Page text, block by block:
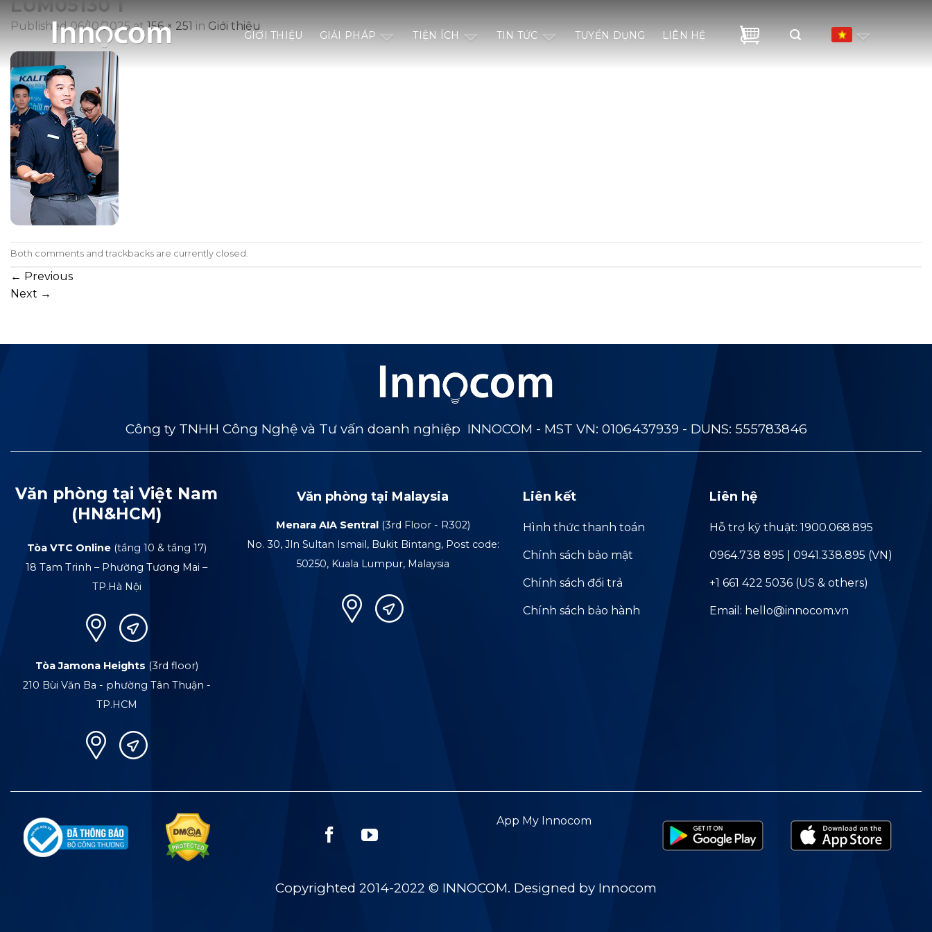
GIỚI THIỆU GIẢI PHÁP TIỆN ÍCH TIN TỨC TUYỂN DỤNG LIÊN HỆ
LUM05130 1
Published06/10/2025at 156 × 251 in Giới thiệu
Both comments and trackbacks are currently closed.
← Previous
Next →
Công ty TNHH Công Nghệ và Tư vấn doanh nghiệp INNOCOM - MST VN: 0106437939 - DUNS: 555783846
Văn phòng tại Việt Nam
(HN&HCM)
Tòa VTC Online(tầng 10 & tầng 17)
18 Tam Trinh – Phường Tương Mai –
TP.Hà Nội
Tòa Jamona Heights (3rd floor)
210 Bùi Văn Ba - phường Tân Thuận -
TP.HCM
Văn phòng tại Malaysia
Menara AIA Sentral (3rd Floor - R302)
No. 30, Jln Sultan Ismail, Bukit Bintang, Post code:
50250, Kuala Lumpur, Malaysia
Liên kết
Hình thức thanh toán
Chính sách bảo mật
Chính sách đổi trả
Chính sách bảo hành
Liên hệ
Hỗ trợ kỹ thuật: 1900.068.895
0964.738 895 | 0941.338.895 (VN)
+1 661 422 5036 (US & others)
Email: hello@innocom.vn
App My Innocom
Copyrighted 2014-2022 © INNOCOM. Designed by Innocom